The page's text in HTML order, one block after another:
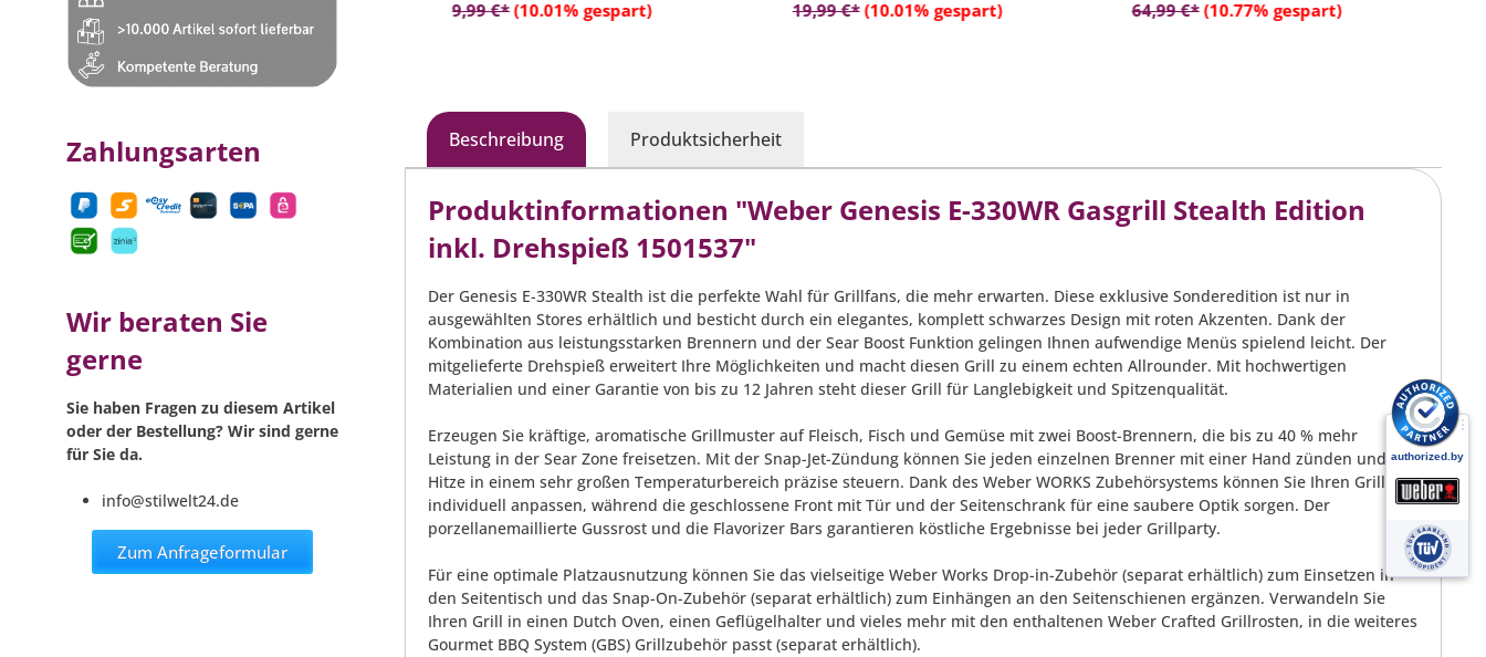
Zahlungsarten
Wir beraten Sie
gerne
Sie haben Fragen zu diesem Artikel
oder der Bestellung? Wir sind gerne
für Sie da.
info@stilwelt24.de
Zum Anfrageformular
In den Warenkorb
- Aus widerstandsfähigem
Kunststoff gefertigt
9,99 €* (10.01% gespart)
In den Warenkorb
- Material: Witterungsbeständiger
Kunststoff
19,99 €* (10.01% gespart)
In den Warenkorb
- Aus widerstandsfähigem
Kunststoff
64,99 €* (10.77% gespart)
In den Warenkorb
Beschreibung Produktsicherheit
Produktinformationen "Weber Genesis E-330WR Gasgrill Stealth Edition
inkl. Drehspieß 1501537"
Der Genesis E-330WR Stealth ist die perfekte Wahl für Grillfans, die mehr erwarten. Diese exklusive Sonderedition ist nur in
ausgewählten Stores erhältlich und besticht durch ein elegantes, komplett schwarzes Design mit roten Akzenten. Dank der
Kombination aus leistungsstarken Brennern und der Sear Boost Funktion gelingen Ihnen aufwendige Menüs spielend leicht. Der
mitgelieferte Drehspieß erweitert Ihre Möglichkeiten und macht diesen Grill zu einem echten Allrounder. Mit hochwertigen
Materialien und einer Garantie von bis zu 12 Jahren steht dieser Grill für Langlebigkeit und Spitzenqualität.
Erzeugen Sie kräftige, aromatische Grillmuster auf Fleisch, Fisch und Gemüse mit zwei Boost-Brennern, die bis zu 40 % mehr
Leistung in der Sear Zone freisetzen. Mit der Snap-Jet-Zündung können Sie jeden einzelnen Brenner mit einer Hand zünden und die
Hitze in einem sehr großen Temperaturbereich präzise steuern. Dank des Weber WORKS Zubehörsystems können Sie Ihren Grill
individuell anpassen, während die geschlossene Front mit Tür und der Seitenschrank für eine saubere Optik sorgen. Der
porzellanemaillierte Gussrost und die Flavorizer Bars garantieren köstliche Ergebnisse bei jeder Grillparty.
Für eine optimale Platzausnutzung können Sie das vielseitige Weber Works Drop-in-Zubehör (separat erhältlich) zum Einsetzen in
den Seitentisch und das Snap-On-Zubehör (separat erhältlich) zum Einhängen an den Seitenschienen ergänzen. Verwandeln Sie
Ihren Grill in einen Dutch Oven, einen Geflügelhalter und vieles mehr mit den enthaltenen Weber Crafted Grillrosten, in die weiteres
Gourmet BBQ System (GBS) Grillzubehör passt (separat erhältlich).